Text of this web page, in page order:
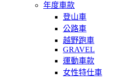
年度車款
登山車
公路車
越野跑車
GRAVEL
運動車款
女性特仕車